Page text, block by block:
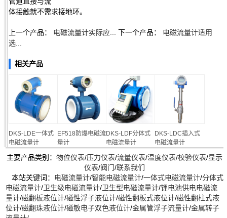
体接触就不需求接地环。
上一个产品： 电磁流量计实际应... 下一个产品： 电磁流量计适用
选...
相关产品
DKS-LDE一体式
电磁流量计
EF518防爆电磁流
量计
DKS-LDF分体式
电磁流量计
DKS-LDC插入式
电磁流量计
主要产品类别： 物位仪表/压力仪表/流量仪表/温度仪表/校验仪表/显示
仪表/阀门/联系我们
本站关键词： 电磁流量计/智能电磁流量计/一体式电磁流量计/分体式
电磁流量计/卫生级电磁流量计/卫生型电磁流量计/锂电池供电电磁流
量计/磁翻板液位计/磁性浮子液位计/磁性翻板式液位计/磁性翻柱式液
位计/磁翻珠液位计/磁敏电子双色液位计/金属管浮子流量计/金属转子